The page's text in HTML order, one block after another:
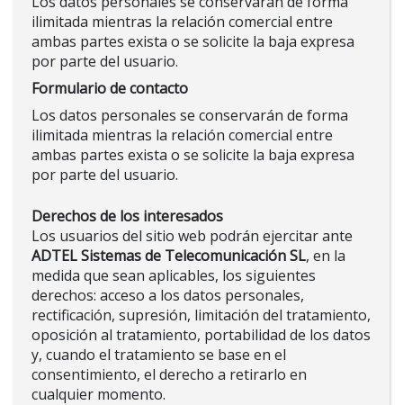
ilimitada mientras la relación comercial entre
ambas partes exista o se solicite la baja expresa
por parte del usuario.
Formulario de contacto
Los datos personales se conservarán de forma
ilimitada mientras la relación comercial entre
ambas partes exista o se solicite la baja expresa
por parte del usuario.
Derechos de los interesados
Los usuarios del sitio web podrán ejercitar ante
ADTEL Sistemas de Telecomunicación SL, en la
medida que sean aplicables, los siguientes
derechos: acceso a los datos personales,
rectificación, supresión, limitación del tratamiento,
oposición al tratamiento, portabilidad de los datos
y, cuando el tratamiento se base en el
consentimiento, el derecho a retirarlo en
cualquier momento.